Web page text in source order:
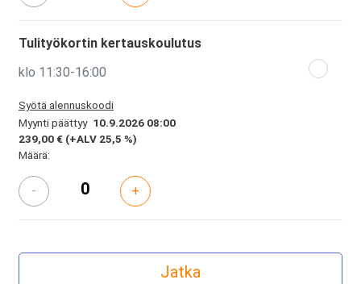
Tulityökortin kertauskoulutus
klo 11:30-16:00
Syötä alennuskoodi
Myynti päättyy 10.9.2026 08:00
239,00 € (+ALV 25,5 %)
Määrä:
- +